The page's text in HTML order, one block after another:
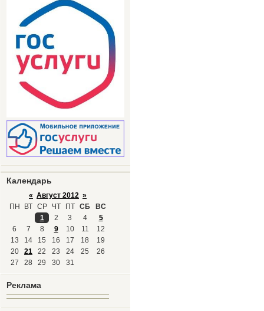
Календарь
« Август 2012 »
ПН
ВТ СР ЧТ ПТ СБ
ВС
1
2 3 4
5
6
7 8 9 10 11
12
13
14 15 16 17 18
19
20
21 22 23 24 25
26
27
28 29 30 31
Реклама